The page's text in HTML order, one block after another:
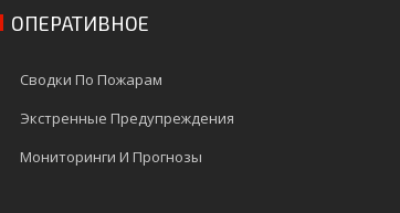
ОПЕРАТИВНОЕ
Сводки По Пожарам
Экстренные Предупреждения
Мониторинги И Прогнозы